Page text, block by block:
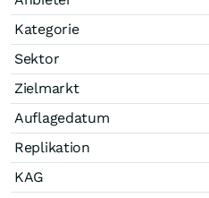
Kategorie
Sektor
Zielmarkt
Auflagedatum
Replikation
KAG